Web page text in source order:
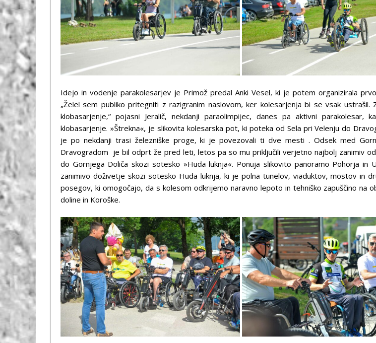
Idejo in vodenje parakolesarjev je Primož predal Anki Vesel, ki je potem organizirala
„Želel sem publiko pritegniti z razigranim naslovom, ker kolesarjenja bi se vsak ustrašil.
klobasarjenje,“ pojasni Jeralič, nekdanji paraolimpijec, danes pa aktivni parakolesar,
klobasarjenje. »Štrekna«, je slikovita kolesarska pot, ki poteka od Sela pri Velenju do
je po nekdanji trasi železniške proge, ki je povezovali ti dve mesti . Odsek med
Dravogradom je bil odprt že pred leti, letos pa so mu priključili verjetno najbolj zanimiv
do Gornjega Doliča skozi sotesko »Huda luknja«. Ponuja slikovito panoramo Pohorja in
zanimivo doživetje skozi sotesko Huda luknja, ki je polna tunelov, viaduktov, mostov in
posegov, ki omogočajo, da s kolesom odkrijemo naravno lepoto in tehniško zapuščino na
doline in Koroške.